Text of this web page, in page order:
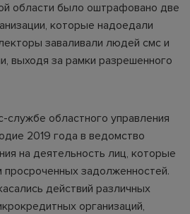
области было оштрафовано две
которые надоедали
заваливали людей смс и
выходя за рамки разрешенного
службе областного управления
2019 года в ведомство
на деятельность лиц, которые
просроченных задолженностей.
действий различных
организаций,